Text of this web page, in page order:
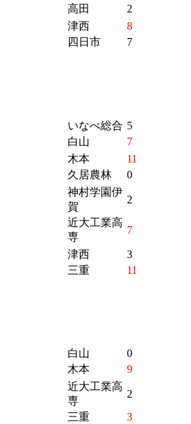
高田
2
津西
8
四日市 7
いなべ総合 5
白山
7
木本
11
久居農林 0
神村学園伊
賀
2
近大工業高
専
7
津西
3
三重 11
白山
0
木本 9
近大工業高
専
2
三重 3